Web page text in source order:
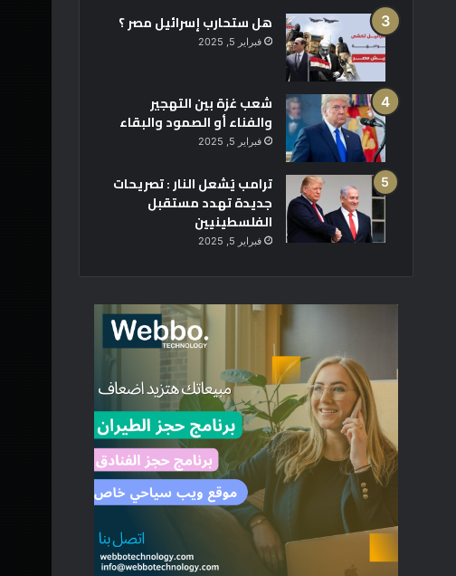
هل ستحارب إسرائيل مصر ؟
فبراير 5, 2025
شعب غزة بين التهجير
والفناء أو الصمود والبقاء
فبراير 5, 2025
ترامب يُشعل النار : تصريحات
جديدة تهدد مستقبل
الفلسطينيين
فبراير 5, 2025